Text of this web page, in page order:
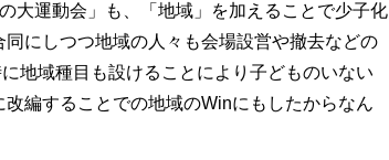
大運動会」も、「地域」を加えることで少子化
にしつつ地域の人々も会場設営や撤去などの
地域種目も設けることにより子どものいない
編することでの地域のWinにもしたからなん